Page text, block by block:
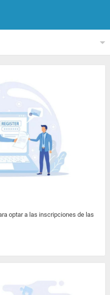
optar a las inscripciones de las